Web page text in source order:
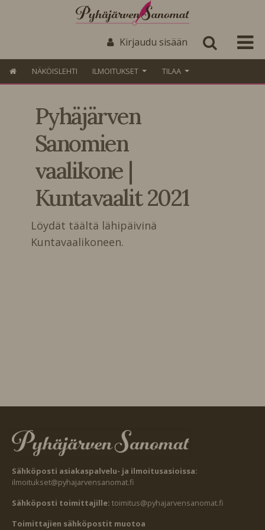
Kirjaudu sisään
NÄKÖISLEHTI ILMOITUKSET TILAA
Pyhäjärven
Sanomien
vaalikone |
Kuntavaalit 2021
Löydät täältä lähipäivinä
Kuntavaalikoneen.
Sähköposti asiakaspalvelu- ja ilmoitusasioissa:
ilmoitukset@pyhajarvensanomat.fi
Sähköposti toimittajille: toimitus@pyhajarvensanomat.fi
Toimittajien sähköpostit muotoa